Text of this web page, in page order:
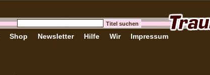
Shop Newsletter Hilfe Wir Impressum